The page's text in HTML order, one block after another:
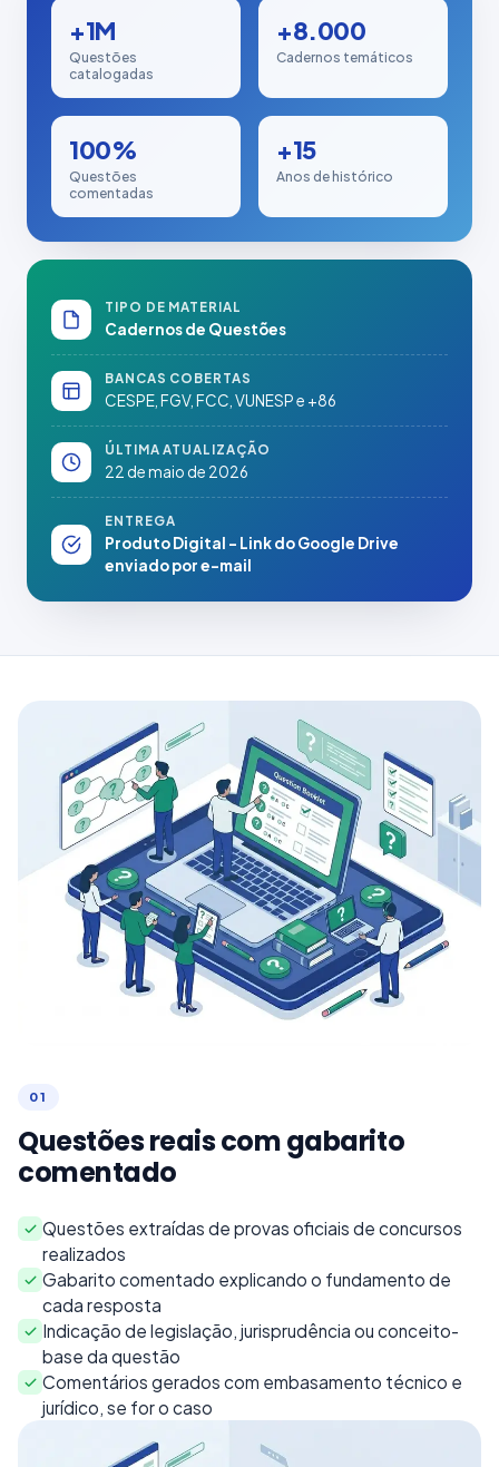
+1M
Questões
catalogadas
+8.000
Cadernos temáticos
100%
Questões
comentadas
+15
Anos de histórico
TIPO DE MATERIAL
Cadernos de Questões
BANCAS COBERTAS
CESPE, FGV, FCC, VUNESP e +86
ÚLTIMA ATUALIZAÇÃO
22 de maio de 2026
ENTREGA
Produto Digital - Link do Google Drive
enviado por e-mail
01
Questões reais com gabarito
comentado
Questões extraídas de provas oficiais de concursos
realizados
Gabarito comentado explicando o fundamento de
cada resposta
Indicação de legislação, jurisprudência ou conceito-
base da questão
Comentários gerados com embasamento técnico e
jurídico, se for o caso